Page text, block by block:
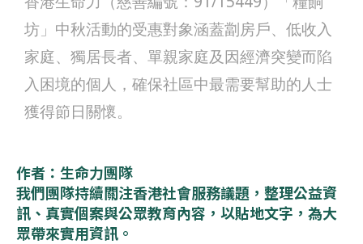
坊」中秋活動的受惠對象涵蓋劏房戶、低收入
家庭、獨居長者、單親家庭及因經濟突變而陷
入困境的個人，確保社區中最需要幫助的人士
獲得節日關懷。
作者：生命力團隊
我們團隊持續關注香港社會服務議題，整理公益資
訊、真實個案與公眾教育內容，以貼地文字，為大
眾帶來實用資訊。